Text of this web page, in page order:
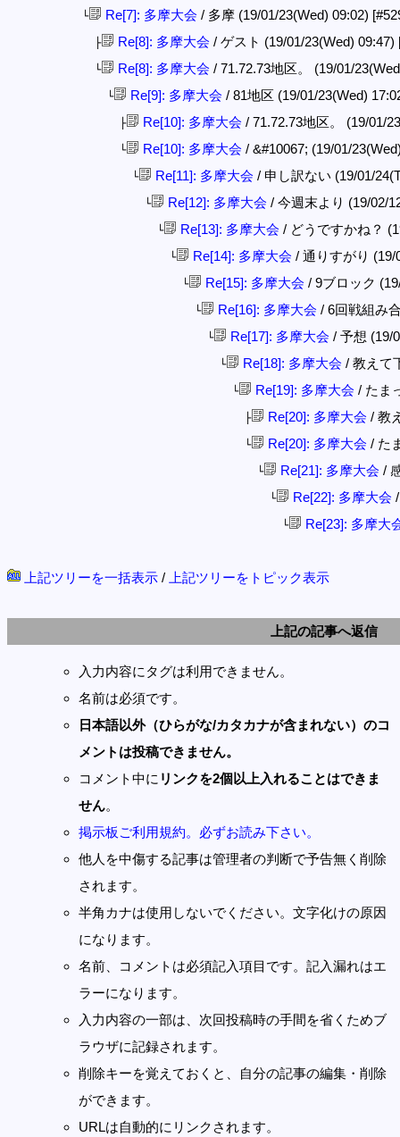
└ Re[7]: 多摩大会 / 多摩 (19/01/23(Wed) 09:02)
├ Re[8]: 多摩大会 / ゲスト (19/01/23(Wed) 09:47)
└ Re[8]: 多摩大会 / 71.72.73地区。 (19/01/
└ Re[9]: 多摩大会 / 81地区 (19/01/23(Wed)
├ Re[10]: 多摩大会 / 71.72.73地区。 (19/01/
└ Re[10]: 多摩大会 / &#10067; (19/01/
└ Re[11]: 多摩大会 / 申し訳ない (19/01/
└ Re[12]: 多摩大会 / 今週末より (19/02/
└ Re[13]: 多摩大会 / どうですかね？
└ Re[14]: 多摩大会 / 通りすがり
└ Re[15]: 多摩大会 / 9ブロック
└ Re[16]: 多摩大会 / 6回戦組み
└ Re[17]: 多摩大会 / 予想 (19/
└ Re[18]: 多摩大会 / 教えて
└ Re[19]: 多摩大会 / たま
├ Re[20]: 多摩大会 / 教
└ Re[20]: 多摩大会 / た
└ Re[21]: 多摩大会 /
└ Re[22]: 多摩大会
└ Re[23]: 多摩大
上記ツリーを一括表示 / 上記ツリーをトピック表示
上記の記事へ返信
入力内容にタグは利用できません。
名前は必須です。
日本語以外（ひらがな/カタカナが含まれない）のコ
メントは投稿できません。
コメント中に リンクを2個以上入れることはできま
せん。
掲示板ご利用規約。必ずお読み下さい。
他人を中傷する記事は管理者の判断で予告無く削除
されます。
半角カナは使用しないでください。文字化けの原因
になります。
名前、コメントは必須記入項目です。記入漏れはエ
ラーになります。
入力内容の一部は、次回投稿時の手間を省くためブ
ラウザに記録されます。
削除キーを覚えておくと、自分の記事の編集・削除
ができます。
URLは自動的にリンクされます。